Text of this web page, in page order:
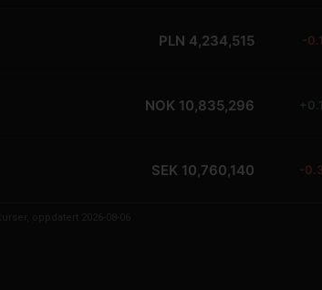
PLN 4,234,515 -
NOK 10,835,296
SEK 10,760,140 -